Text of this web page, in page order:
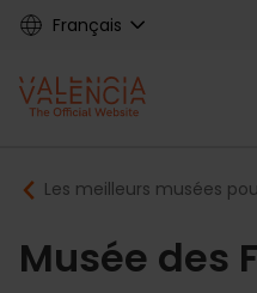
Skip
content
Français
Main
navigation
Les meilleurs musées
Musée des